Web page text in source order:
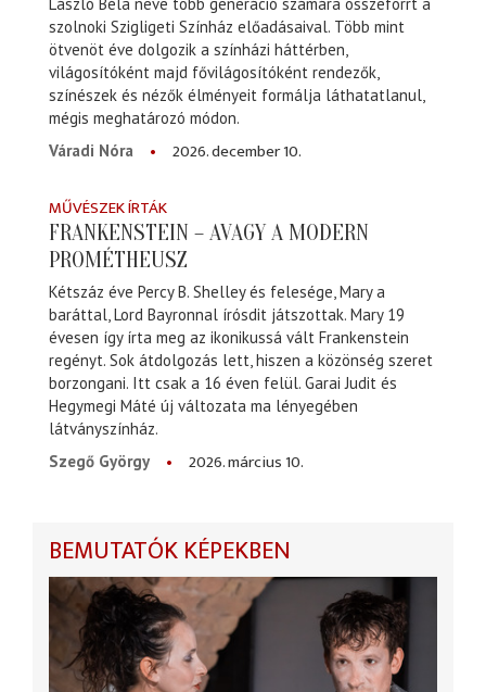
szolnoki Szigligeti Színház előadásaival. Több mint
ötvenöt éve dolgozik a színházi háttérben,
világosítóként majd fővilágosítóként rendezők,
színészek és nézők élményeit formálja láthatatlanul,
mégis meghatározó módon.
Váradi Nóra
2026. december 10.
MŰVÉSZEK ÍRTÁK
FRANKENSTEIN – AVAGY A MODERN
PROMÉTHEUSZ
Kétszáz éve Percy B. Shelley és felesége, Mary a
baráttal, Lord Bayronnal írósdit játszottak. Mary 19
évesen így írta meg az ikonikussá vált Frankenstein
regényt. Sok átdolgozás lett, hiszen a közönség szeret
borzongani. Itt csak a 16 éven felül. Garai Judit és
Hegymegi Máté új változata ma lényegében
látványszínház.
Szegő György
2026. március 10.
BEMUTATÓK KÉPEKBEN